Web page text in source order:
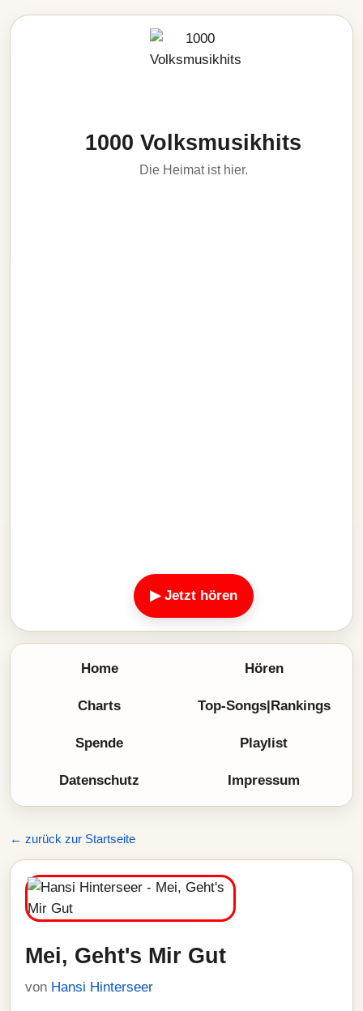
1000 Volksmusikhits
Die Heimat ist hier.
▶ Jetzt hören
Home Hören
Charts Top-Songs|Rankings
Spende Playlist
Datenschutz Impressum
← zurück zur Startseite
Mei, Geht's Mir Gut
von Hansi Hinterseer